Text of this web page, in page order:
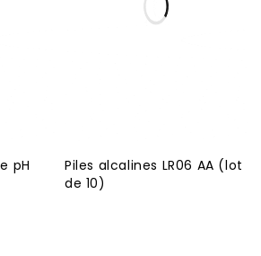
pH
Piles alcalines LR06 AA (lot
de 10)